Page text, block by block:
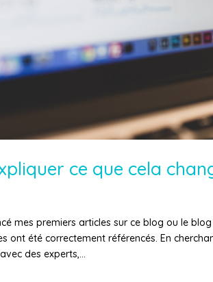
ce que cela
mes premiers articles sur ce blog ou le
ont été correctement référencés. En
des experts,...